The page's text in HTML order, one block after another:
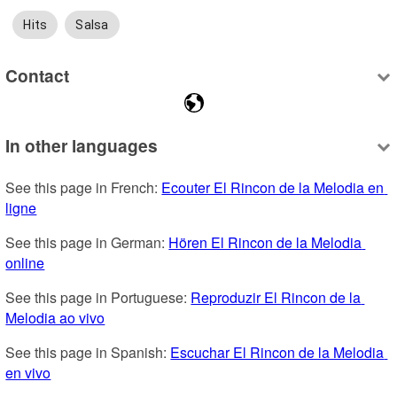
Hits Salsa
Contact
In other languages
See this page in French: Ecouter El Rincon de la Melodia en
ligne
See this page in German: Hören El Rincon de la Melodia
online
See this page in Portuguese: Reproduzir El Rincon de la
Melodia ao vivo
See this page in Spanish: Escuchar El Rincon de la Melodia
en vivo